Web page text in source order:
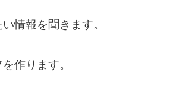
情報を聞きます。
作ります。